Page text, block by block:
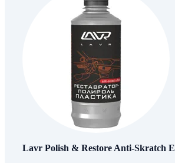
Lavr Polish & Restore Anti-Skratch E